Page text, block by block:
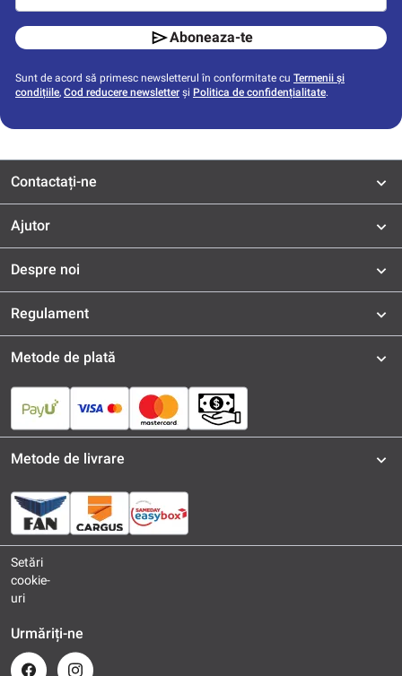
Aboneaza-te
Sunt de acord să primesc newsletterul în conformitate cu Termenii și
condițiile, Cod reducere newsletter și Politica de confidențialitate.
Contactați-ne
Ajutor
Despre noi
Regulament
Metode de plată
Metode de livrare
Setări
cookie-
uri
Urmăriți-ne